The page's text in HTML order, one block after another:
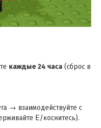
каждые 24 часа (сброс в
→ взаимодействуйте с
E/коснитесь).